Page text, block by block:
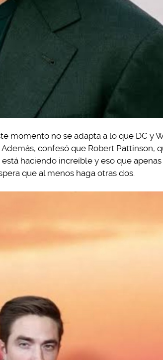
momento no se adapta a lo que DC y
confesó que Robert Pattinson,
haciendo increíble y eso que apenas
que al menos haga otras dos.